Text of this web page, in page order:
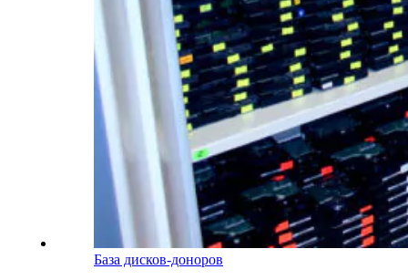
База дисков-доноров